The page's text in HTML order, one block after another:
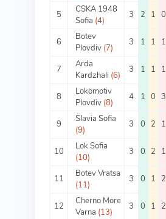
5
CSKA 1948
Sofia (4)
3 2 1 0
6
Botev
Plovdiv (7)
3 1 1 1
7
Arda
Kardzhali (6)
3 1 1 1
8
Lokomotiv
Plovdiv (8)
4 1 0 3
9
Slavia Sofia
(9)
3 0 2 1
10
Lok Sofia
(10)
3 0 2 1
11
Botev Vratsa
(11)
3 0 1 2
12
Cherno More
Varna (13)
3 0 1 2